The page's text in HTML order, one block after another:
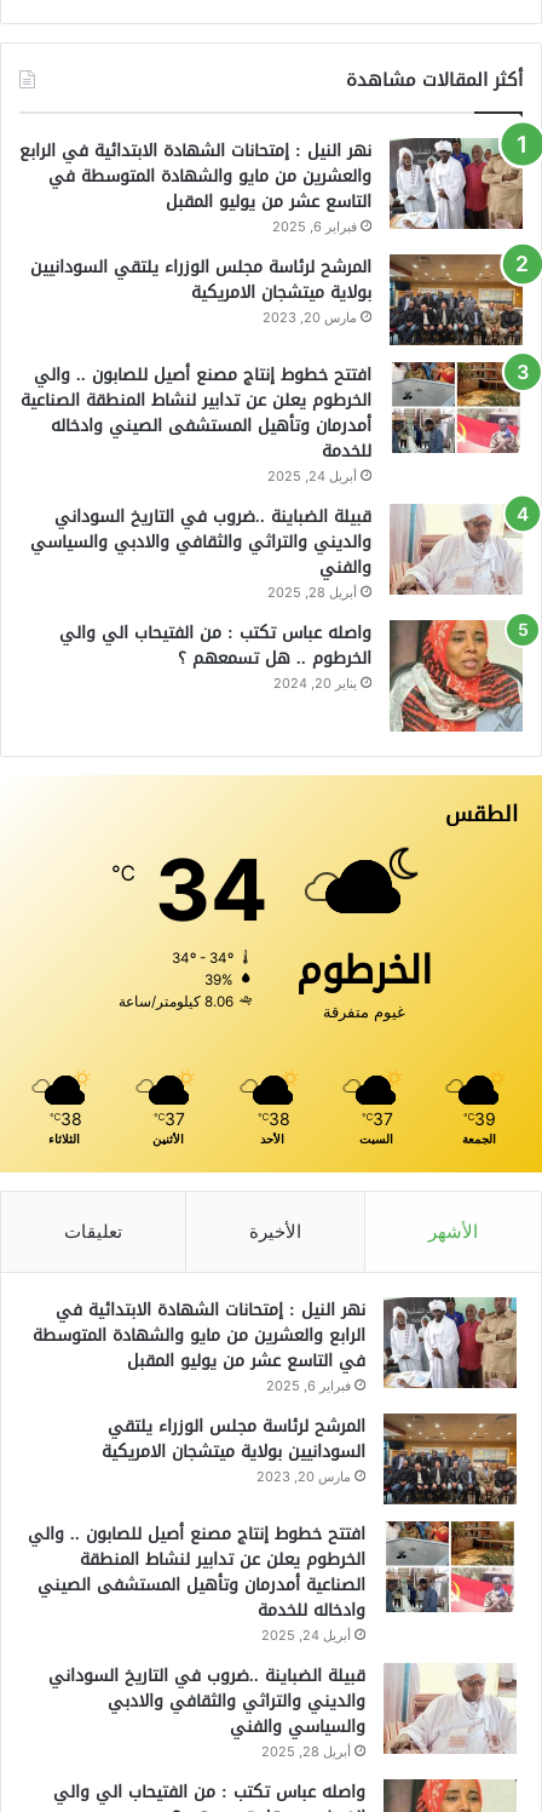
أكثر المقالات مشاهدة
نهر النيل : إمتحانات الشهادة الابتدائية في الرابع
والعشرين من مايو والشهادة المتوسطة في
التاسع عشر من يوليو المقبل
فبراير 6, 2025
المرشح لرئاسة مجلس الوزراء يلتقي السودانيين
بولاية ميتشجان الامريكية
مارس 20, 2023
افتتح خطوط إنتاج مصنع أصيل للصابون .. والي
الخرطوم يعلن عن تدابير لنشاط المنطقة الصناعية
أمدرمان وتأهيل المستشفى الصيني وادخاله
للخدمة
أبريل 24, 2025
قبيلة الضباينة ..ضروب في التاريخ السوداني
والديني والتراثي والثقافي والادبي والسياسي
والفني
أبريل 28, 2025
واصله عباس تكتب : من الفتيحاب الي والي
الخرطوم .. هل تسمعهم ؟
يناير 20, 2024
الطقس
الخرطوم
غيوم متفرقة
34
℃
34º - 34º
39%
8.06 كيلومتر/ساعة
39
℃
الجمعة
37
℃
السبت
38
℃
الأحد
37
℃
الأثنين
38
℃
الثلاثاء
الأشهر الأخيرة تعليقات
نهر النيل : إمتحانات الشهادة الابتدائية في
الرابع والعشرين من مايو والشهادة المتوسطة
في التاسع عشر من يوليو المقبل
فبراير 6, 2025
المرشح لرئاسة مجلس الوزراء يلتقي
السودانيين بولاية ميتشجان الامريكية
مارس 20, 2023
افتتح خطوط إنتاج مصنع أصيل للصابون .. والي
الخرطوم يعلن عن تدابير لنشاط المنطقة
الصناعية أمدرمان وتأهيل المستشفى الصيني
وادخاله للخدمة
أبريل 24, 2025
قبيلة الضباينة ..ضروب في التاريخ السوداني
والديني والتراثي والثقافي والادبي
والسياسي والفني
أبريل 28, 2025
واصله عباس تكتب : من الفتيحاب الي والي